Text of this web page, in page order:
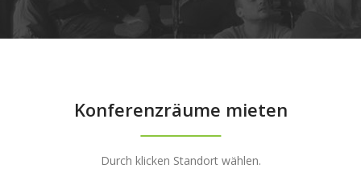
Konferenzräume mieten
Durch klicken Standort wählen.